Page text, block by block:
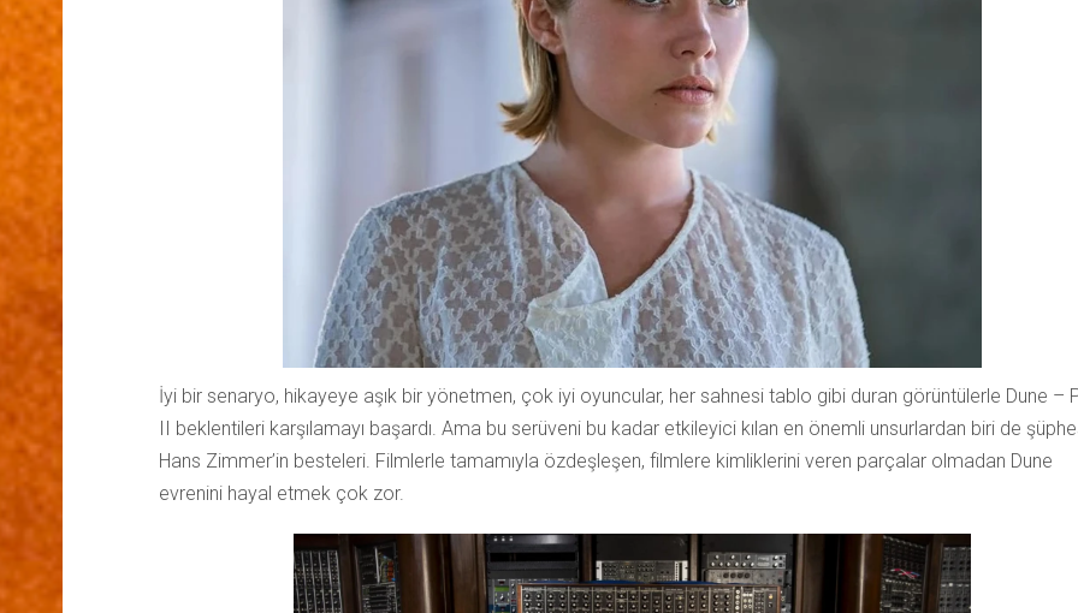
İyi bir senaryo, hikayeye aşık bir yönetmen, çok iyi oyuncular, her sahnesi tablo gibi duran görüntülerle Dune –
II beklentileri karşılamayı başardı. Ama bu serüveni bu kadar etkileyici kılan en önemli unsurlardan biri de
Hans Zimmer’in besteleri. Filmlerle tamamıyla özdeşleşen, filmlere kimliklerini veren parçalar olmadan Dune
evrenini hayal etmek çok zor.